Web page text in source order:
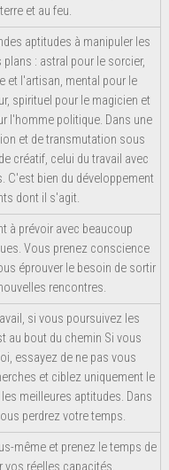
et au feu.
aptitudes à manipuler les
: astral pour le sorcier,
et l'artisan, mental pour le
spirituel pour le magicien et
l'homme politique. Dans une
et de transmutation sous
créatif, celui du travail avec
C'est bien du développement
dont il s'agit.
à prévoir avec beaucoup
Vous prenez conscience
éprouver le besoin de sortir
rencontres.
si vous poursuivez les
au bout du chemin Si vous
essayez de ne pas vous
et ciblez uniquement le
meilleures aptitudes. Dans
perdrez votre temps.
même et prenez le temps de
vos réelles capacités.